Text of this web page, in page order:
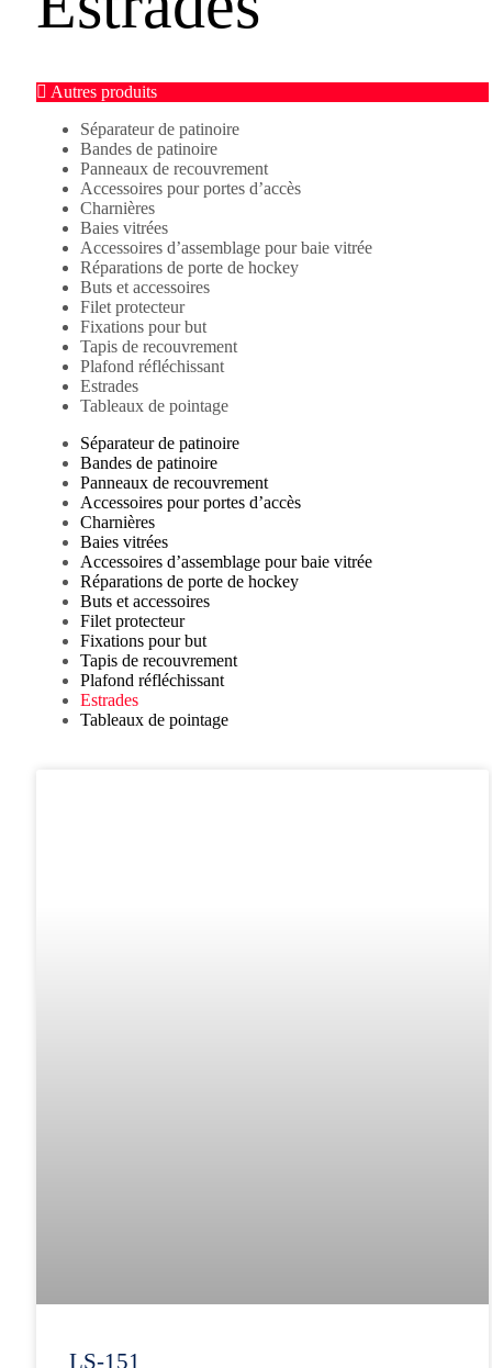
Autres produits
Séparateur de patinoire
Bandes de patinoire
Panneaux de recouvrement
Accessoires pour portes d’accès
Charnières
Baies vitrées
Accessoires d’assemblage pour baie vitrée
Réparations de porte de hockey
Buts et accessoires
Filet protecteur
Fixations pour but
Tapis de recouvrement
Plafond réfléchissant
Estrades
Tableaux de pointage
Séparateur de patinoire
Bandes de patinoire
Panneaux de recouvrement
Accessoires pour portes d’accès
Charnières
Baies vitrées
Accessoires d’assemblage pour baie vitrée
Réparations de porte de hockey
Buts et accessoires
Filet protecteur
Fixations pour but
Tapis de recouvrement
Plafond réfléchissant
Estrades
Tableaux de pointage
LS-151